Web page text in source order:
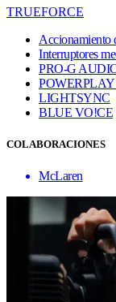
TRUEFORCE
Accionamiento
Interruptores
PRO-G
POWERPLAY
LIGHTSYNC
BLUE VO!CE
COLABORACIONES
McLaren